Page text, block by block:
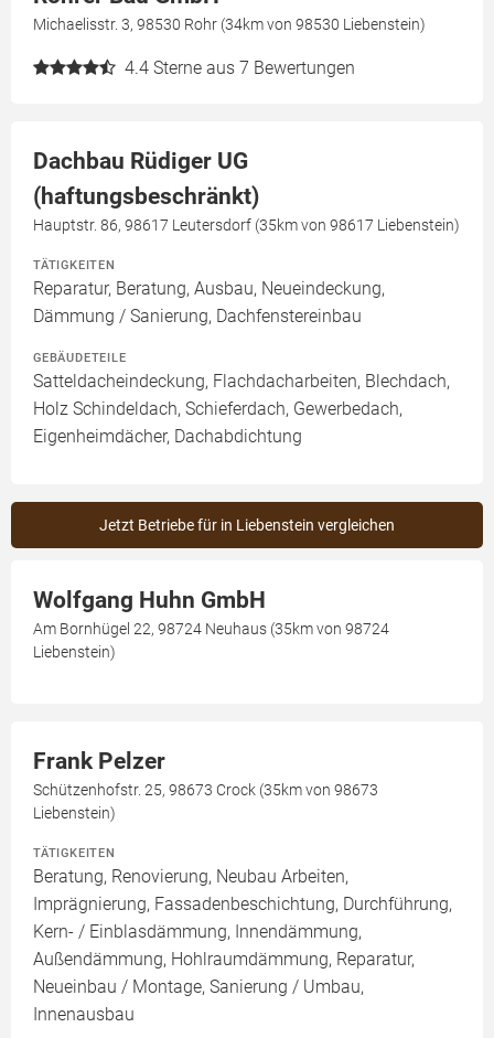
Michaelisstr. 3, 98530 Rohr (34km von 98530 Liebenstein)
4.4 Sterne aus 7 Bewertungen
Dachbau Rüdiger UG
(haftungsbeschränkt)
Hauptstr. 86, 98617 Leutersdorf (35km von 98617 Liebenstein)
TÄTIGKEITEN
Reparatur, Beratung, Ausbau, Neueindeckung,
Dämmung / Sanierung, Dachfenstereinbau
GEBÄUDETEILE
Satteldacheindeckung, Flachdacharbeiten, Blechdach,
Holz Schindeldach, Schieferdach, Gewerbedach,
Eigenheimdächer, Dachabdichtung
Jetzt Betriebe für in Liebenstein vergleichen
Wolfgang Huhn GmbH
Am Bornhügel 22, 98724 Neuhaus (35km von 98724
Liebenstein)
Frank Pelzer
Schützenhofstr. 25, 98673 Crock (35km von 98673
Liebenstein)
TÄTIGKEITEN
Beratung, Renovierung, Neubau Arbeiten,
Imprägnierung, Fassadenbeschichtung, Durchführung,
Kern- / Einblasdämmung, Innendämmung,
Außendämmung, Hohlraumdämmung, Reparatur,
Neueinbau / Montage, Sanierung / Umbau,
Innenausbau